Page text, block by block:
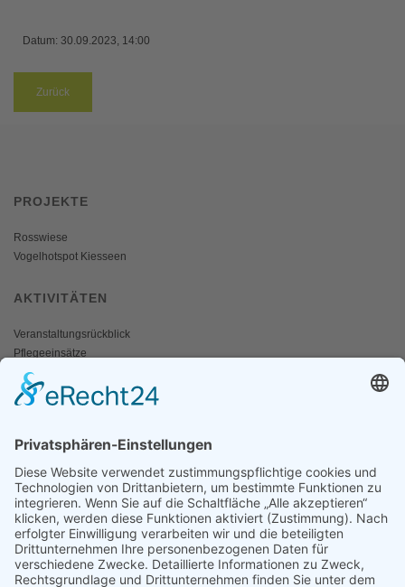
Datum: 30.09.2023, 14:00
Zurück
PROJEKTE
Rosswiese
Vogelhotspot Kiesseen
AKTIVITÄTEN
Veranstaltungsrückblick
Pflegeeinsätze
AKTIV WERDEN
Mitgliedschaft
Spenden
SERVICE
Shop
Naturschutzbrief